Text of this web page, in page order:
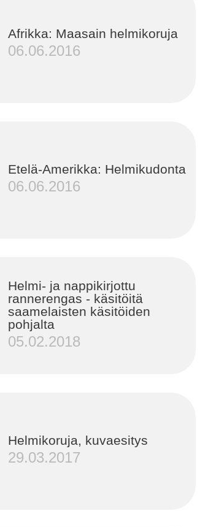
Afrikka: Maasain helmikoruja
06.06.2016
Etelä-Amerikka: Helmikudonta
06.06.2016
Helmi- ja nappikirjottu
rannerengas - käsitöitä
saamelaisten käsitöiden
pohjalta
05.02.2018
Helmikoruja, kuvaesitys
29.03.2017